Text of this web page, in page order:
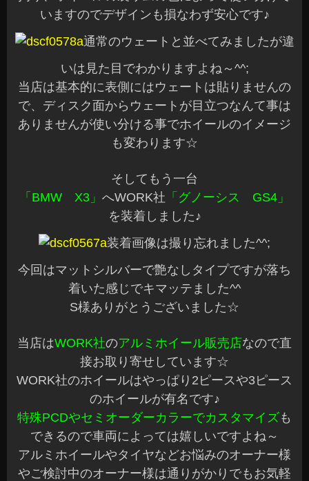
いますのでデザインも損なわず安心です♪
通常のウェートと並べてみましたが違
いは見た目でわかりますよね～^^;
当店は基本的に表側にはウェートは貼りませんの
で、ディスク面からウェートが目立つなんて事は
ありませんが使い分ける事でホイールのイメージ
も変わります☆
そしてもう一台
「BMW X3」 へWORK社 「グノーシス GS4」
を装着しました♪
装着画像は撮り忘れました^^;
今回はマットシルバーで艶なしタイプですが落ち
着いた感じでキマッテました^^
S様ありがとうございました☆
当店はWORK社のアルミホイール販売店なので直
接お取り寄せしています☆
WORK社のホイールはやっぱり2ピースや3ピース
のホイールが有名です♪
特殊PCDやセミオーダーカラーでカスタマイズも
できるので車両によっては嬉しいですよね～
アルミホイールやタイヤなどお悩みのオーナー様
やご検討中のオーナー様は通りがかりでもお気軽